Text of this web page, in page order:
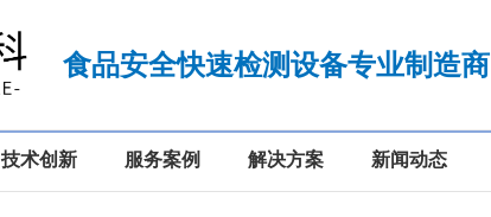
食品安全快速检测设备专业制造商
技术创新 服务案例 解决方案 新闻动态